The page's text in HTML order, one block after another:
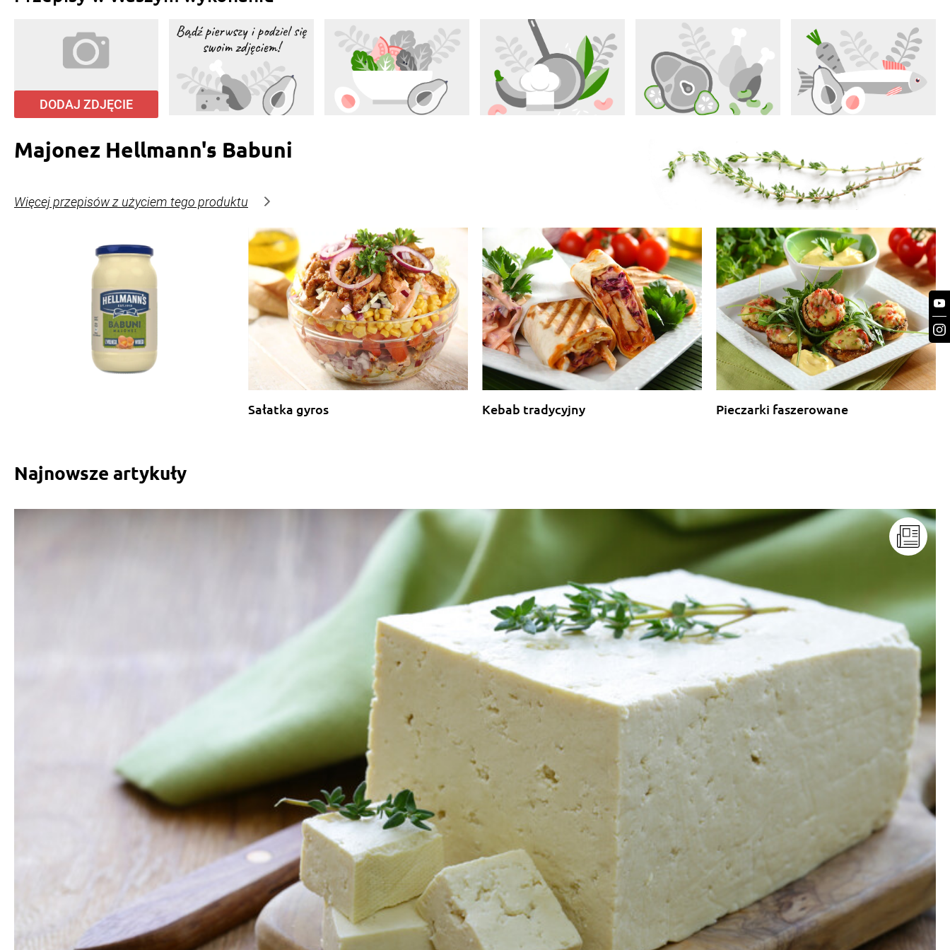
DODAJ ZDJĘCIE
Majonez Hellmann's Babuni
Więcej przepisów z użyciem tego produktu
Sałatka gyros Kebab tradycyjny Pieczarki faszerowane
Najnowsze artykuły